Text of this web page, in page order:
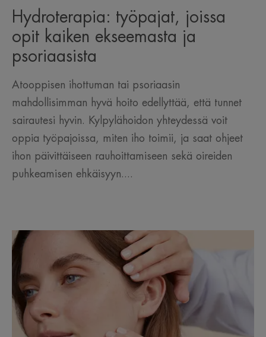
Hydroterapia: työpajat, joissa
opit kaiken ekseemasta ja
psoriaasista
Atooppisen ihottuman tai psoriaasin
mahdollisimman hyvä hoito edellyttää, että tunnet
sairautesi hyvin. Kylpylähoidon yhteydessä voit
oppia työpajoissa, miten iho toimii, ja saat ohjeet
ihon päivittäiseen rauhoittamiseen sekä oireiden
puhkeamisen ehkäisyyn....